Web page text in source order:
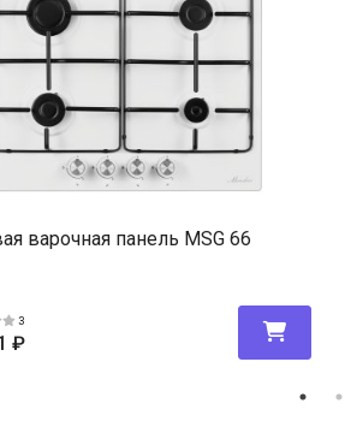
варочная панель MSG 66
3
₽